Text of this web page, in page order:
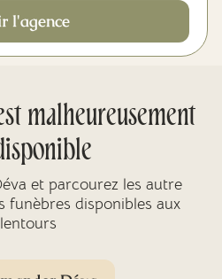
l'agence
malheureusement
et parcourez les autre
funèbres disponibles aux